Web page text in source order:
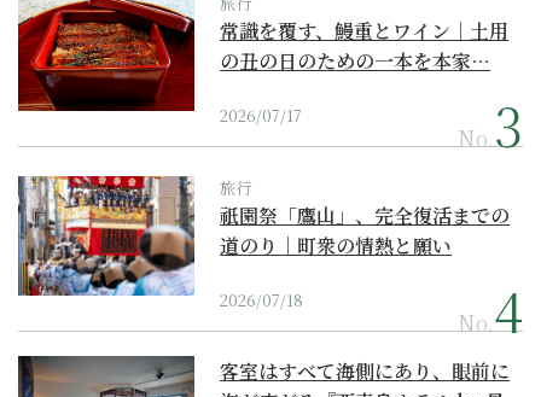
常識を覆す、鰻重とワイン｜土用
の丑の日のための一本を本家…
2026/07/17
No.
旅行
祇園祭「鷹山」、完全復活までの
道のり｜町衆の情熱と願い
2026/07/18
No.
客室はすべて海側にあり、眼前に